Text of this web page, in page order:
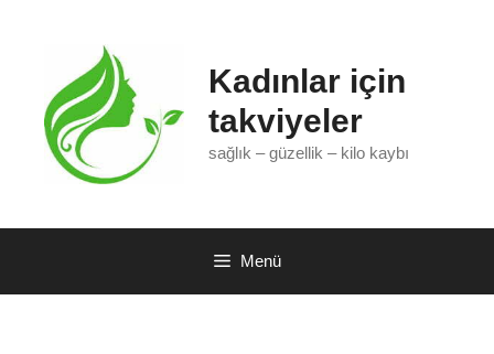
Kadınlar için
takviyeler
sağlık – güzellik – kilo kaybı
Menü